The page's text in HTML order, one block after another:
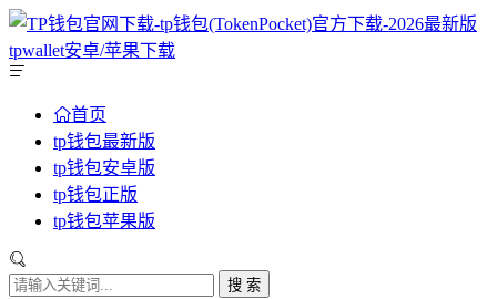
首页
tp钱包最新版
tp钱包安卓版
tp钱包正版
tp钱包苹果版
搜 索